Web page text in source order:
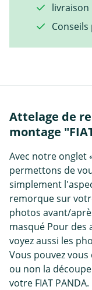
livraison
Conseils
Attelage de
montage
Avec notre onglet
permettons de
simplement
remorque sur
photos avant/
masqué Pour des
voyez aussi les
Vous pouvez
ou non la
votre FIAT PANDA.